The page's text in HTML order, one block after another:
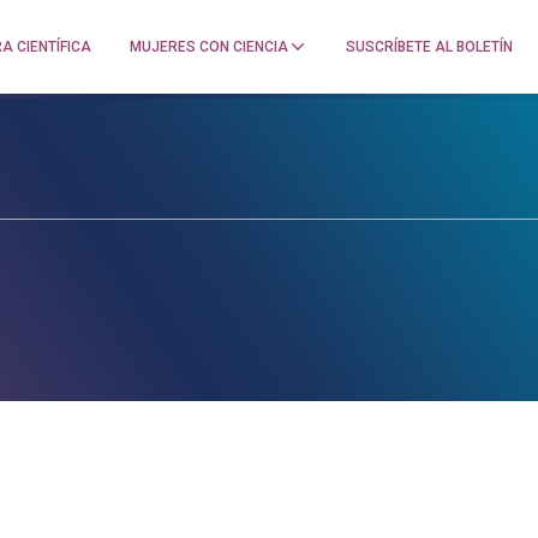
CIENTÍFICA MUJERES CON CIENCIA SUSCRÍBETE AL BOLETÍN